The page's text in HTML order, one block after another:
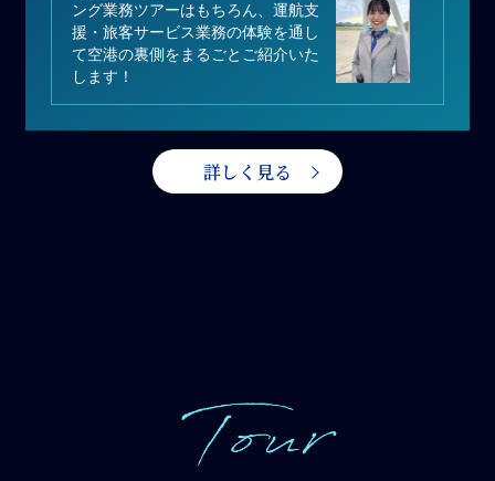
ング業務ツアーはもちろん、運航支
援・旅客サービス業務の体験を通し
て空港の裏側をまるごとご紹介いた
します！
詳しく見る